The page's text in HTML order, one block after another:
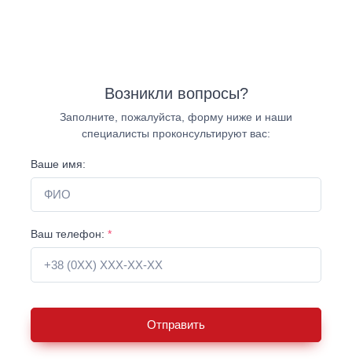
Возникли вопросы?
Заполните, пожалуйста, форму ниже и наши
специалисты проконсультируют вас:
Ваше имя:
Ваш телефон: *
Отправить